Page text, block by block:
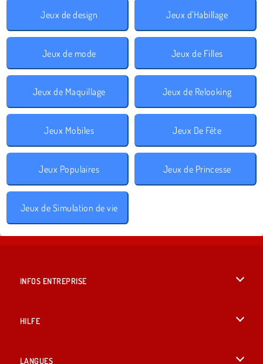
Jeux de design Jeux d'Habillage
Jeux de mode Jeux de Filles
Jeux de Maquillage Jeux de Relooking
Jeux Mobiles Jeux De Fête
Jeux Populaires Jeux de Princesse
Jeux de Simulation de vie
INFOS ENTREPRISE
HILFE
LANGUES